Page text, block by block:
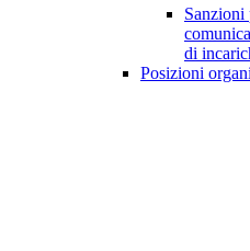
Sanzioni
di
Posizioni